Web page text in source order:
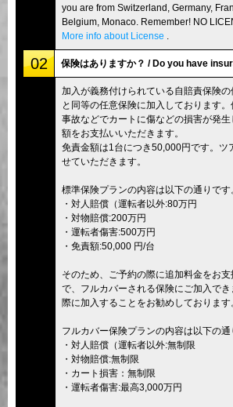
you are from Switzerland, Germany,
Belgium, Monaco. Remember! NO
More info about License
02 保険はありますか？ / Do you have
加入が義務付けられている自賠責保険
と同等の任意保険に加入しております
事故などでカートに傷などの損害が発
額をお支払いいただきます。
免責金額は1台につき50,000円です。ツ
せていただきます。
標準保険プランの内容は以下の通りです
・対人賠償（運転者以外:80万円
・対物賠償:200万円
・運転者傷害:500万円
・免責額:50,000 円/台
そのため、ご予約の際に追加料金をお
で、フルカバーされる保険にご加入で
際に加入することをお勧めしております
フルカバー保険プランの内容は以下の通
・対人賠償（運転者以外:無制限
・対物賠償:無制限
・カート損害：無制限
・運転者傷害:最高3,000万円